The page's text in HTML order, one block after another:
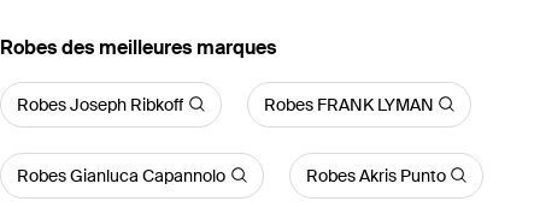
‪Robes‬ des meilleures marques
Robes Joseph Ribkoff Robes FRANK LYMAN
Robes Gianluca Capannolo Robes Akris Punto